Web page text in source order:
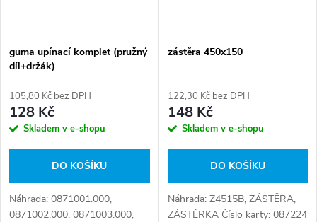
guma upínací komplet (pružný
díl+držák)
105,80 Kč bez DPH
128 Kč
Skladem v e-shopu
DO KOŠÍKU
Náhrada: 0871001.000,
0871002.000, 0871003.000,
zástěra 450x150
122,30 Kč bez DPH
148 Kč
Skladem v e-shopu
DO KOŠÍKU
Náhrada: Z4515B, ZÁSTĚRA,
ZÁSTĚRKA Číslo karty: 087224